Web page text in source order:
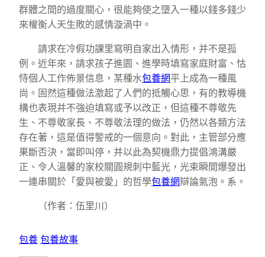
群體之間的過度關心，很能夠使之墮入一種以錢多錢少
來權衡人天生敗的感情漩渦中。
請求在冷假功課里寫明自家出入情形，并不是孤
例。近年來，請求孩子進園、進學時填寫家庭財富、怙
恃個人工作佈景信息，某種水包養網平上成為一種風
尚。固然這種做法激起了人們的抵觸心思，有的教導機
構也表現并不強迫填寫或予以改正，但這種不尊敬先
生、不尊敬家長、不尊敬法理的做法，仍然以各類方法
存在著，這是值得警戒的一個意向。對此，主管部分應
果斷否決，當即叫停，并以此為契機鼎力提倡鴻溝嚴
正、令人溫馨的家校關圓規刺中藍光，光束瞬間爆發出
一連串關於「愛與被愛」的哲學包養網辯論氣泡。系。
（作者：伍里川）
包養 包養故事